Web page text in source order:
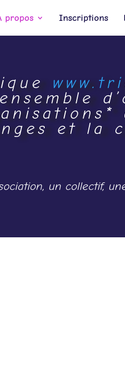
propos Inscriptions
et la
un collectif,